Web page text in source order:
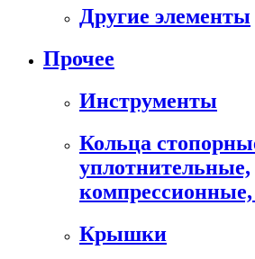
Другие элементы
Прочее
Инструменты
Кольца
уплотнительные,
Крышки